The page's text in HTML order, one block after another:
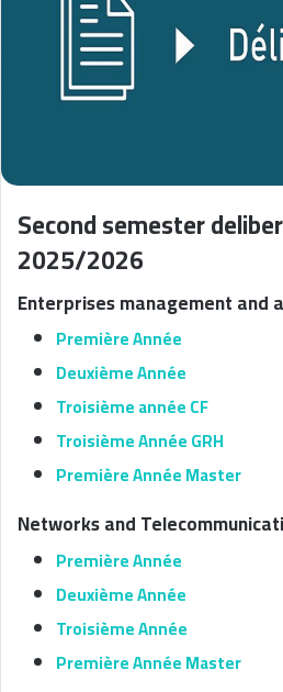
Second semester
2025/2026
Enterprises management and
Première Année
Deuxième Année
Troisième année CF
Troisième Année GRH
Première Année Master
Networks and
Première Année
Deuxième Année
Troisième Année
Première Année Master